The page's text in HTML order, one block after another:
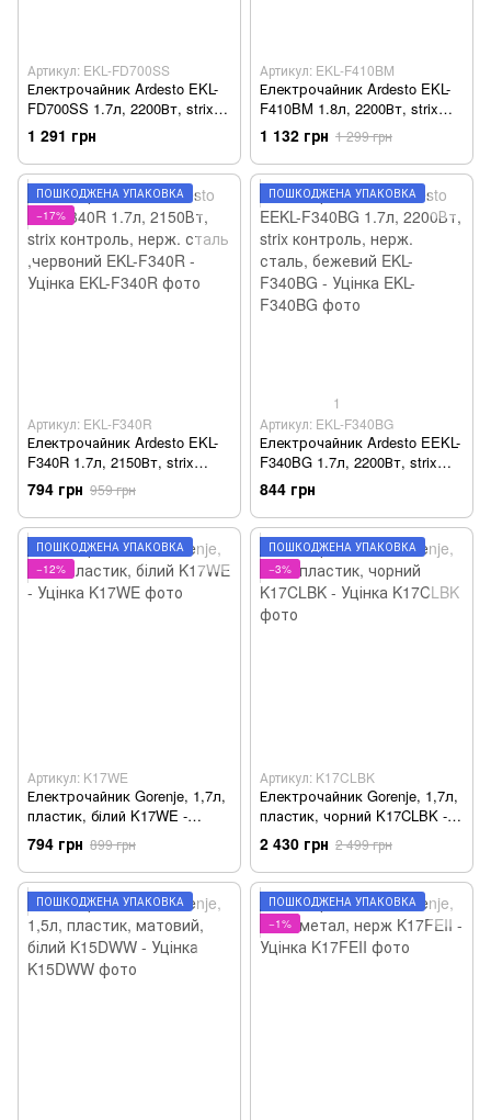
Артикул: EKL-FD700SS
Електрочайник Ardesto EKL-
FD700SS 1.7л, 2200Вт, strix
контроль, нерж. сталь,
підтримка температури,
сріблястий EKL-FD700SS -
Уцінка
1 291 грн
Артикул: EKL-F410BM
Електрочайник Ardesto EKL-
F410BM 1.8л, 2200Вт, strix
контроль, нерж. сталь,
індикатор температури,
чорний EKL-F410BM - Уцінка
1 132 грн 1 299 грн
ПОШКОДЖЕНА УПАКОВКА
−17%
Артикул: EKL-F340R
Електрочайник Ardesto EKL-
F340R 1.7л, 2150Вт, strix
контроль, нерж. сталь
,червоний EKL-F340R - Уцінка
794 грн 959 грн
ПОШКОДЖЕНА УПАКОВКА
1
Артикул: EKL-F340BG
Електрочайник Ardesto EEKL-
F340BG 1.7л, 2200Вт, strix
контроль, нерж. сталь,
бежевий EKL-F340BG - Уцінка
844 грн
ПОШКОДЖЕНА УПАКОВКА
−12%
Артикул: K17WE
Електрочайник Gorenje, 1,7л,
пластик, білий K17WE -
Уцінка
794 грн 899 грн
ПОШКОДЖЕНА УПАКОВКА
−3%
Артикул: K17CLBK
Електрочайник Gorenje, 1,7л,
пластик, чорний K17CLBK -
Уцінка
2 430 грн 2 499 грн
ПОШКОДЖЕНА УПАКОВКА
ПОШКОДЖЕНА УПАКОВКА
−1%